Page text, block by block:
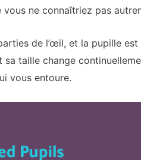
ne connaîtriez pas
de l’œil, et la pupille
taille change
vous entoure.